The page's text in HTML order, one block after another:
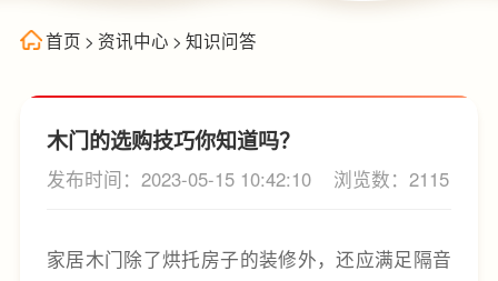
首页 > 资讯中心 > 知识问答
木门的选购技巧你知道吗？
发布时间：2023-05-15 10:42:10 浏览数：2115
家居木门除了烘托房子的装修外，还应满足隔音